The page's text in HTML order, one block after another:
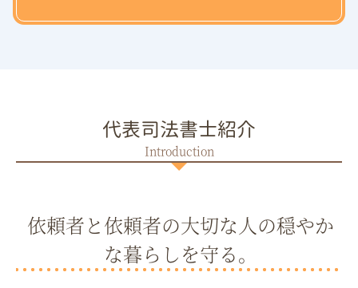
代表司法書士紹介
依頼者と依頼者の大切な人の穏やか
な暮らしを守る。